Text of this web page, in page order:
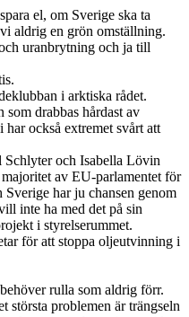
el, om Sverige ska ta
aldrig en grön omställning.
uranbrytning och ja till
i arktiska rådet.
drabbas hårdast av
också extremet svårt att
och Isabella Lövin
av EU-parlamentet för
har ju chansen genom
inte ha med det på sin
i styrelserummet.
för att stoppa oljeutvinning i
rulla som aldrig förr.
största problemen är trängseln